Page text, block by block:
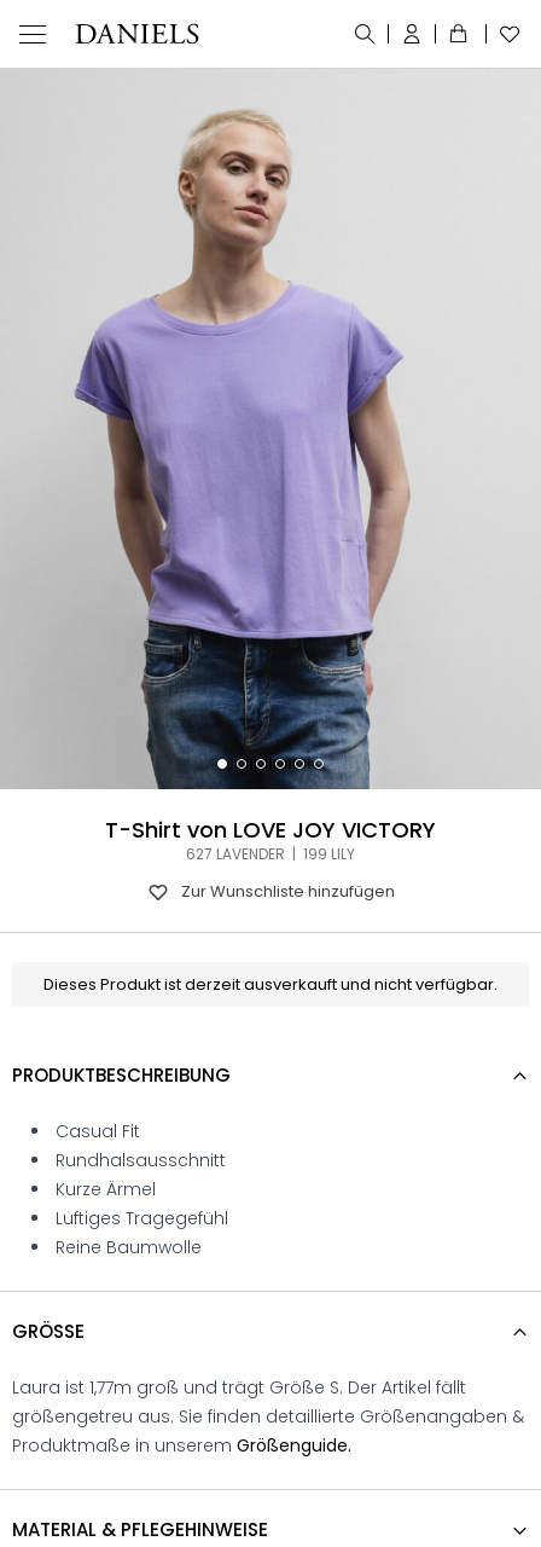
T-Shirt von LOVE JOY VICTORY
627 LAVENDER | 199 LILY
Zur Wunschliste hinzufügen
Dieses Produkt ist derzeit ausverkauft und nicht verfügbar.
PRODUKTBESCHREIBUNG
Casual Fit
Rundhalsausschnitt
Kurze Ärmel
Luftiges Tragegefühl
Reine Baumwolle
GRÖSSE
Laura ist 1,77m groß und trägt Größe S. Der Artikel fällt
größengetreu aus. Sie finden detaillierte Größenangaben &
Produktmaße in unserem Größenguide.
MATERIAL & PFLEGEHINWEISE